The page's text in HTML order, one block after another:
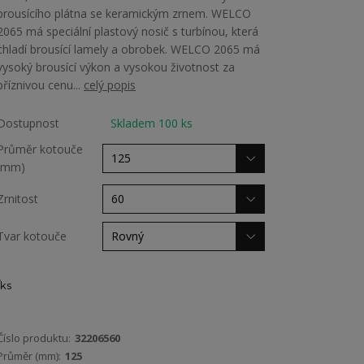
plátna se keramickým zrnem. WELCO
má speciální plastový nosič s turbínou, která
brousící lamely a obrobek. WELCO 2065 má
brousící výkon a vysokou životnost za
cenu... celý popis
Skladem 100 ks
kotouče
kotouče
ks
produktu: 32206560
(mm): 125